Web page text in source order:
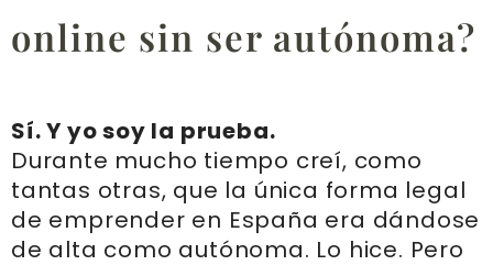
online sin ser autónoma?
Sí. Y yo soy la prueba.
Durante mucho tiempo creí, como
tantas otras, que la única forma legal
de emprender en España era dándose
de alta como autónoma. Lo hice. Pero